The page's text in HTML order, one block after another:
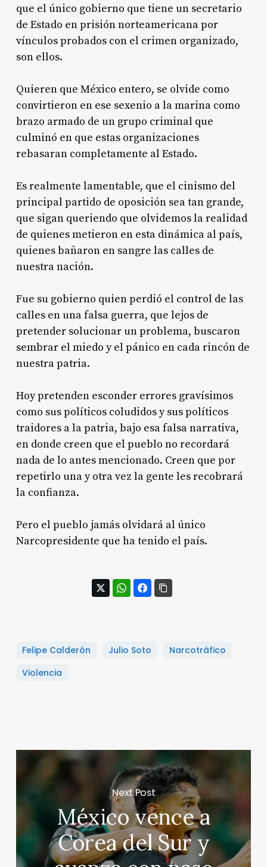
que el único gobierno que tiene un secretario
de Estado en prisión norteamericana por
vínculos probados con el crimen organizado,
son ellos.
Quieren que México entero, se olvide como
convirtieron en ese sexenio a la marina como
brazo armado de un grupo criminal que
culminó en que estas organizaciones
rebasaran completamente al Estado.
Es realmente lamentable, que el cinismo del
principal partido de oposición sea tan grande,
que sigan queriendo que olvidemos la realidad
de quienes metieron en esta dinámica al país,
quienes bañaron en sangre las calles de
nuestra nación.
Fue su gobierno quien perdió el control de las
calles en una falsa guerra, que lejos de
pretender solucionar un problema, buscaron
sembrar el miedo y el pánico en cada rincón de
nuestra patria.
Hoy pretenden esconder errores gravísimos
como sus políticos coludidos y sus políticos
traidores a la patria, bajo esa falsa narrativa,
en donde creen que el pueblo no recordará
nada de lo antes mencionado. Creen que por
repetirlo una y otra vez la gente les recobrará
la confianza.
Pero el pueblo jamás olvidará al único
Narcopresidente que ha tenido el país.
Felipe Calderón Julio Soto
Narcotráfico
Violencia
Next Post
México vence a
Corea del Sur y